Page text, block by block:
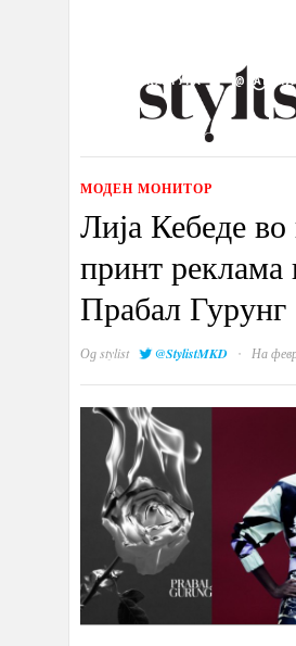
КУЛТУРА @РАБОТА
ИЗЛОГ
МОДЕН МОНИТОР
Лија Кебеде во
принт реклама
Прабал Гурунг
Одstylist @StylistMKD · На